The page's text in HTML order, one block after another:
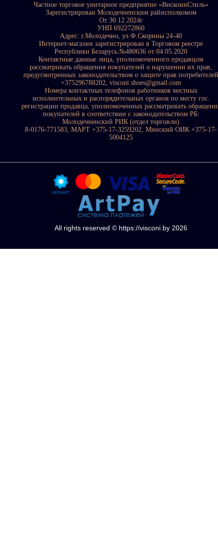
Частное торговое унитарное предприятие «ВискониСтиль»
Зарегистрирован Молодечненским райисполкомом
От 30.12.2024г
УНП 692272860
Адрес: г.Молодечно, ул.Ф.Скорины 24-40
Интернет-магазин зарегистрирован в Торговом реестре
Республики Беларусь:№480636 от 04.05.2020
Контактные данные лица, уполномоченного продавцом
рассматривать обращения покупателей о нарушении их прав,
предусмотренных законодательством о защите прав потребителей
+375296788202, visconi.shoes@gmail.com
Номера контактных телефонов работников местных
исполнительных и распорядительных органов по месту гос.
регистрации продавца, уполномоченных рассматривать
покупателей в соответствии с законодательством РБ:
Молодечненский РИК (отдел торговли)
8-0176-771583, МАРТ +375-17-3259202, Минский ОИК +375-17-
5004125
All rights reserved © https://visconi.by 2026